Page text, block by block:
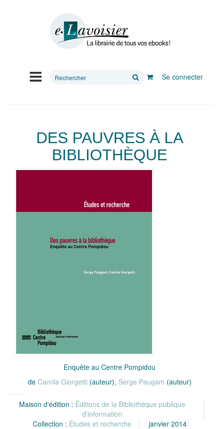
Rechercher
Se connecter
DES PAUVRES À LA
BIBLIOTHÈQUE
Enquête au Centre Pompidou
de Camila Giorgetti(auteur), Serge Paugam (auteur)
Maison d'édition : Éditions de la Bibliothèque publique
d’information
Collection : Études et recherche janvier 2014